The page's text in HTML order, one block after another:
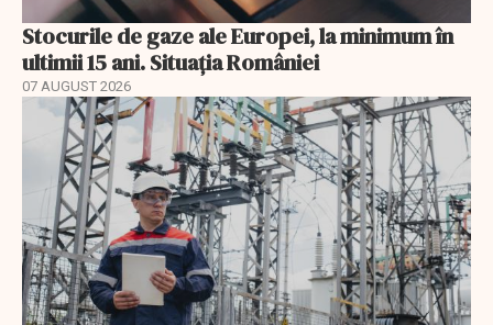
Stocurile de gaze ale Europei, la minimum în
ultimii 15 ani. Situația României
07 AUGUST 2026